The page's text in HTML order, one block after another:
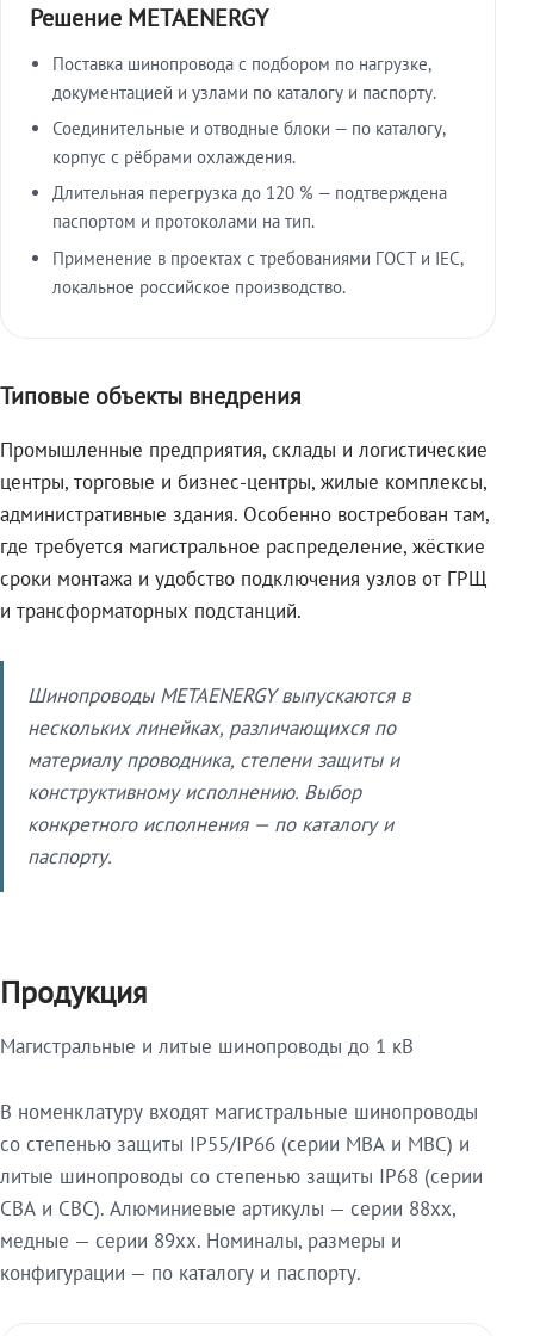
Решение METAENERGY
Поставка шинопровода с подбором по нагрузке,
документацией и узлами по каталогу и паспорту.
Соединительные и отводные блоки — по каталогу,
корпус с рёбрами охлаждения.
Длительная перегрузка до 120 % — подтверждена
паспортом и протоколами на тип.
Применение в проектах с требованиями ГОСТ и IEC,
локальное российское производство.
Типовые объекты внедрения
Промышленные предприятия, склады и логистические
центры, торговые и бизнес-центры, жилые комплексы,
административные здания. Особенно востребован там,
где требуется магистральное распределение, жёсткие
сроки монтажа и удобство подключения узлов от ГРЩ
и трансформаторных подстанций.
Шинопроводы METAENERGY выпускаются в
нескольких линейках, различающихся по
материалу проводника, степени защиты и
конструктивному исполнению. Выбор
конкретного исполнения — по каталогу и
паспорту.
Продукция
Магистральные и литые шинопроводы до 1 кВ
В номенклатуру входят магистральные шинопроводы
со степенью защиты IP55/IP66 (серии МВА и МВС) и
литые шинопроводы со степенью защиты IP68 (серии
СВА и СВС). Алюминиевые артикулы — серии 88xx,
медные — серии 89xx. Номиналы, размеры и
конфигурации — по каталогу и паспорту.